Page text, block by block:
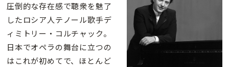
圧倒的な存在感で聴衆を魅了
したロシア人テノール歌手デ
ィミトリー・コルチャック。
日本でオペラの舞台に立つの
はこれが初めてで、ほとんど